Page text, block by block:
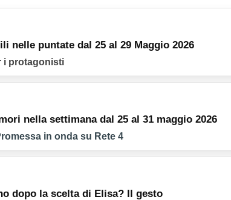
nelle puntate dal 25 al 29 Maggio 2026
i protagonisti
nella settimana dal 25 al 31 maggio 2026
in onda su Rete 4
dopo la scelta di Elisa? Il gesto